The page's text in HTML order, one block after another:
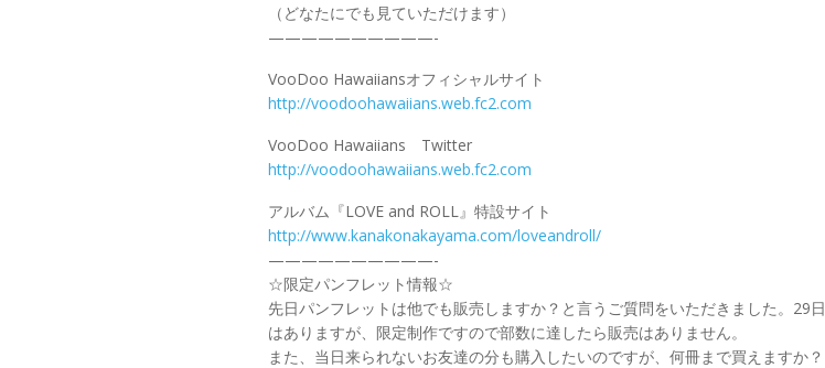
（どなたにでも見ていただけます）
——————————-
VooDoo Hawaiiansオフィシャルサイト
http://voodoohawaiians.web.fc2.com
VooDoo Hawaiians Twitter
http://voodoohawaiians.web.fc2.com
アルバム『LOVE and ROLL』特設サイト
http://www.kanakonakayama.com/loveandroll/
——————————-
☆限定パンフレット情報☆
先日パンフレットは他でも販売しますか？と言うご質問をいただきました。29
はありますが、限定制作ですので部数に達したら販売はありません。
また、当日来られないお友達の分も購入したいのですが、何冊まで買えますか